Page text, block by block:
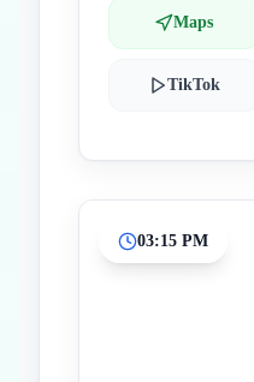
Maps
TikTok
03:15 PM